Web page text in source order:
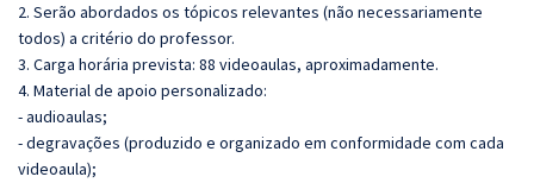
2. Serão abordados os tópicos relevantes (não necessariamente
todos) a critério do professor.
3. Carga horária prevista: 88 videoaulas, aproximadamente.
4. Material de apoio personalizado:
- audioaulas;
- degravações (produzido e organizado em conformidade com cada
videoaula);